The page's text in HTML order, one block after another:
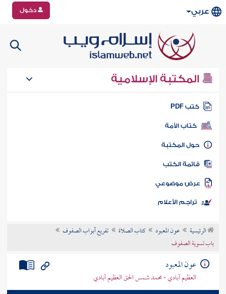
عربي دخول
المكتبة الإسلامية
كتب PDF
كتاب الأمة
المكتبة
الكتب
موضوعي
تراجم الأعلام
الرئيسية عون المعبود كتاب الصلاة
تفريع أبواب الصفوف
باب تسوية الصفوف
عون المعبود
العظيم آبادي - محمد شمس الحق العظيم آبادي